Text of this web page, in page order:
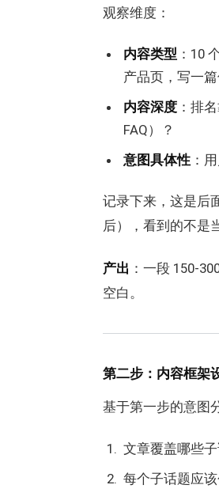
观察维度：
内容类型 ：10
产品页，写一
内容深度 ：排
FAQ）？
意图具体性 ：
记录下来，这是后
后），看到的不是
产出 ：一段 150-
空白。
第二步：内容框架
基于第一步的意图
文章覆盖哪些子
每个子话题应